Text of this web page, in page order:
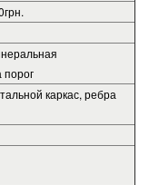
порог
каркас, ребра